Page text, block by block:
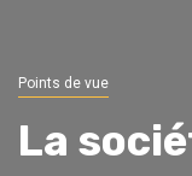
Points de vue
La